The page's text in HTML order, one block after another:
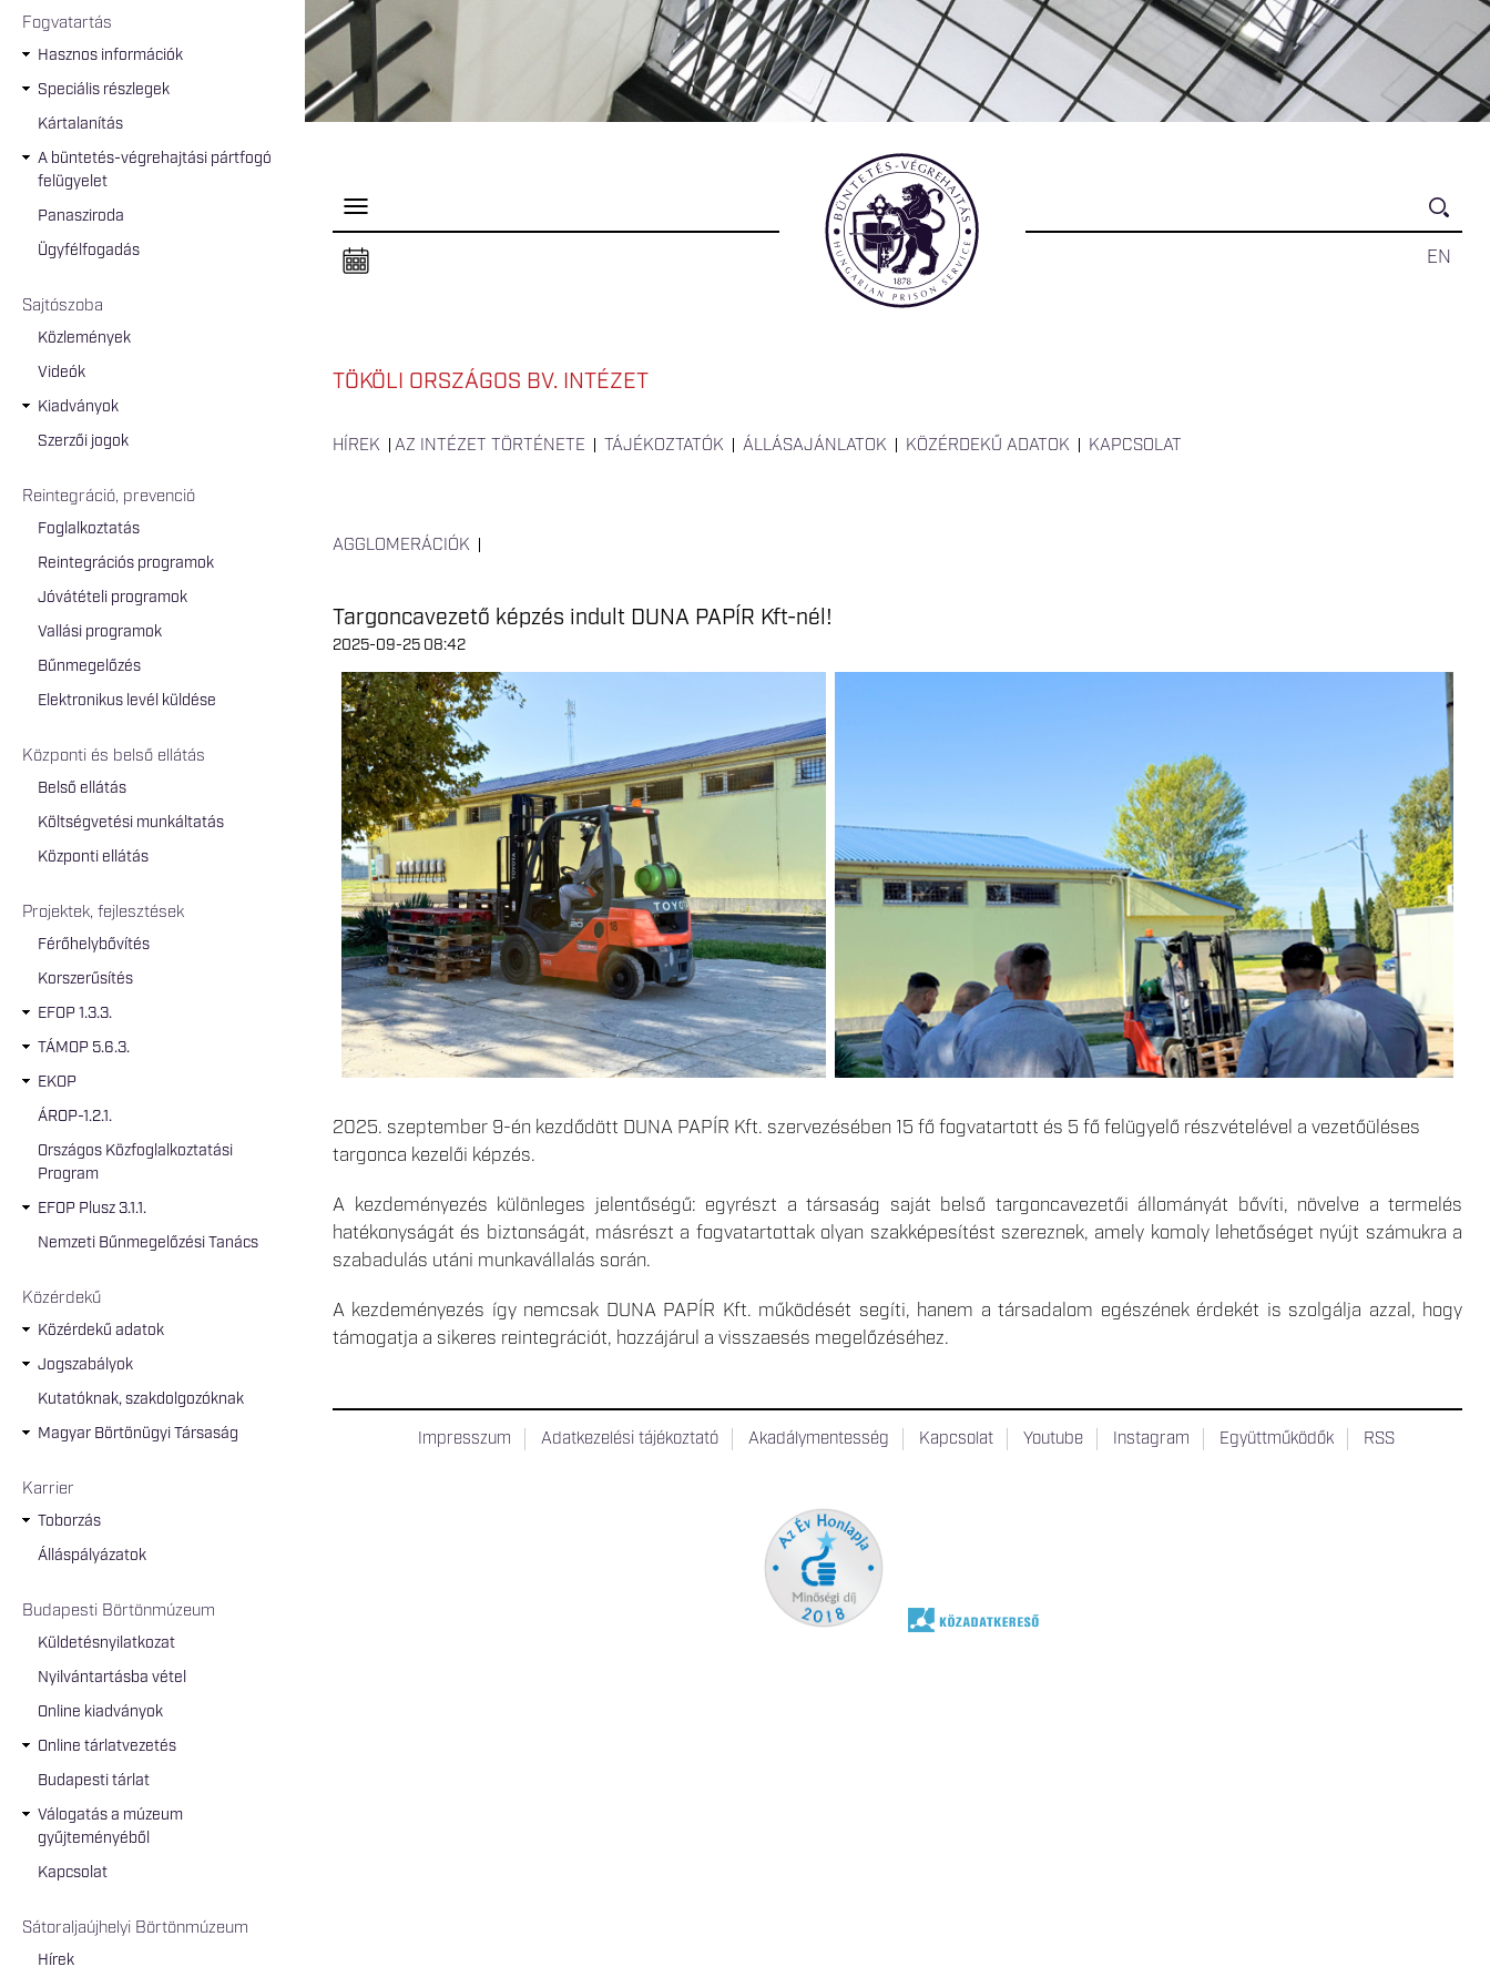
Fogvatartás
Hasznos információk
Speciális részlegek
Kártalanítás
A büntetés-végrehajtási pártfogó
felügyelet
Panasziroda
Ügyfélfogadás
Sajtószoba
Közlemények
Videók
Kiadványok
Szerzői jogok
Reintegráció, prevenció
Foglalkoztatás
Reintegrációs programok
Jóvátételi programok
Vallási programok
Bűnmegelőzés
Elektronikus levél küldése
Központi és belső ellátás
Belső ellátás
Költségvetési munkáltatás
Központi ellátás
Projektek, fejlesztések
Férőhelybővítés
Korszerűsítés
EFOP 1.3.3.
TÁMOP 5.6.3.
EKOP
ÁROP-1.2.1.
Országos Közfoglalkoztatási
Program
EFOP Plusz 3.1.1.
Nemzeti Bűnmegelőzési Tanács
Közérdekű
Közérdekű adatok
Jogszabályok
Kutatóknak, szakdolgozóknak
Magyar Börtönügyi Társaság
Karrier
Toborzás
Álláspályázatok
Budapesti Börtönmúzeum
Küldetésnyilatkozat
Nyilvántartásba vétel
Online kiadványok
Online tárlatvezetés
Budapesti tárlat
Válogatás a múzeum
gyűjteményéből
Kapcsolat
Sátoraljaújhelyi Börtönmúzeum
Hírek
EN
P
e
l
s
a
TÖKÖLI ORSZÁGOS BV. INTÉZET
HÍREK AZ INTÉZET TÖRTÉNETE TÁJÉKOZTATÓK ÁLLÁSAJÁNLATOK KÖZÉRDEKŰ ADATOK KAPCSOLAT
AGGLOMERÁCIÓK
Targoncavezető képzés indult DUNA PAPÍR Kft-nél!
2025-09-25 08:42
2025. szeptember 9-én kezdődött DUNA PAPÍR Kft. szervezésében 15 fő fogvatartott és 5 fő felügyelő részvételével a vezetőüléses
targonca kezelői képzés.
A kezdeményezés különleges jelentőségű: egyrészt a társaság saját belső targoncavezetői állományát bővíti, növelve a termelés
hatékonyságát és biztonságát, másrészt a fogvatartottak olyan szakképesítést szereznek, amely komoly lehetőséget nyújt számukra a
szabadulás utáni munkavállalás során.
A kezdeményezés így nemcsak DUNA PAPÍR Kft. működését segíti, hanem a társadalom egészének érdekét is szolgálja azzal, hogy
támogatja a sikeres reintegrációt, hozzájárul a visszaesés megelőzéséhez.
Impresszum Adatkezelési tájékoztató Akadálymentesség Kapcsolat Youtube Instagram Együttműködők RSS